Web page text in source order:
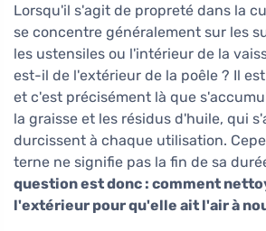
Lorsqu'il s'agit de propreté dans la
se concentre généralement sur les
les ustensiles ou l'intérieur de la
est-il de l'extérieur de la poêle ? Il
et c'est précisément là que
la graisse et les résidus d'huile, qui
durcissent à chaque utilisation.
terne ne signifie pas la fin de sa
question est donc : comment
l'extérieur pour qu'elle ait l'air à